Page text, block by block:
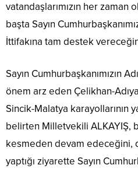
vatandaşlarımızın her
başta Sayın
İttifakına tam destek
Sayın Cumhurbaşkanımızın
önem arz eden Çelikhan-
Sincik-Malatya karayollarının
belirten Milletvekili ALKAYIŞ,
kesmeden devam edeceğini,
yaptığı ziyarette Sayın